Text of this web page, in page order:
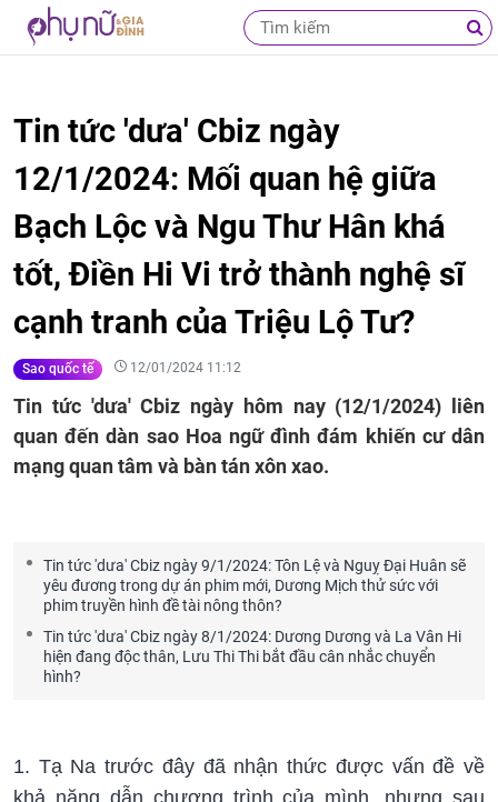
Tin tức 'dưa' Cbiz ngày
12/1/2024: Mối quan hệ giữa
Bạch Lộc và Ngu Thư Hân khá
tốt, Điền Hi Vi trở thành nghệ sĩ
cạnh tranh của Triệu Lộ Tư?
Sao quốc tế 12/01/2024 11:12
Tin tức 'dưa' Cbiz ngày hôm nay (12/1/2024) liên
quan đến dàn sao Hoa ngữ đình đám khiến cư dân
mạng quan tâm và bàn tán xôn xao.
Tin tức 'dưa' Cbiz ngày 9/1/2024: Tôn Lệ và Nguỵ Đại Huân sẽ
yêu đương trong dự án phim mới, Dương Mịch thử sức với
phim truyền hình đề tài nông thôn?
Tin tức 'dưa' Cbiz ngày 8/1/2024: Dương Dương và La Vân Hi
hiện đang độc thân, Lưu Thi Thi bắt đầu cân nhắc chuyển
hình?
1. Tạ Na trước đây đã nhận thức được vấn đề về
khả năng dẫn chương trình của mình, nhưng sau